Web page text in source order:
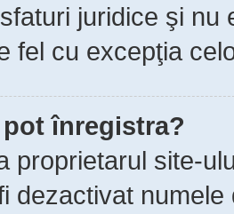
juridice şi
fel cu excepţia
pot înregistra?
proprietarul site-
dezactivat